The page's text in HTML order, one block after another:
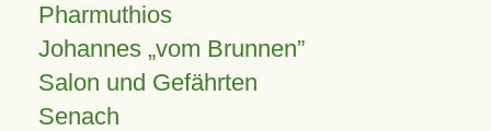
Pharmuthios
Johannes vom Brunnen
Salon und Gefährten
Senach